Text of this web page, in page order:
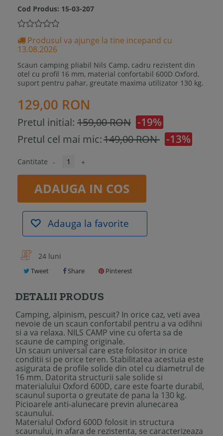
Cod Produs: 15-03-207
Produsul va ajunge la tine incepand cu
13.08.2026
Scaun camping pliabil Nils Camp, cadru rezistent din
otel cu profil 16 mm, material confortabil 600D Oxford,
suport pentru pahar, greutate maxima utilizator 130 kg.
129,00 RON
Pretul initial: 159,00 RON -19%
Pretul cel mai mic:149,00 RON -13%
Cantitate - +
ADAUGA IN COS
Adauga la favorite
24 luni
Tweet Share Pinterest
DETALII PRODUS
Camping, alpinism, pescuit? In orice caz, veti avea
nevoie de un scaun confortabil pentru a va odihni
si a va relaxa. NILS CAMP vine cu oferta sa de
scaune de camping originale.
Un scaun universal care este folositor in orice
conditii si pe orice teren. Stabilitatea acestuia este
asigurata de profile solide din otel cu diametrul de
16 mm. Datorita structurii sale solide si
materialului Oxford 600D, care este foarte durabil,
scaunul suporta o greutate de pana la 130 kg.
Picioarele anti-alunecare previn alunecarea
scaunului.
Materialul Oxford 600D folosit in structura
scaunului, in afara de rezistenta, se caracterizeaza